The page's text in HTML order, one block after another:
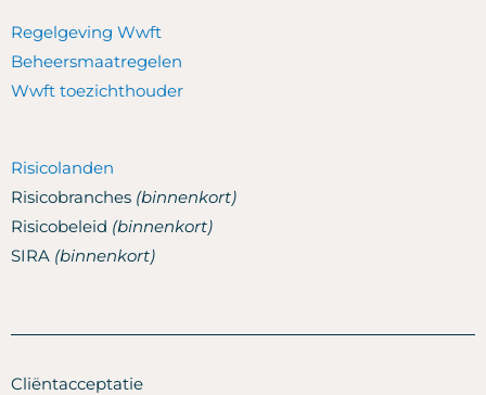
Regelgeving Wwft
Beheersmaatregelen
Wwft toezichthouder
Risicolanden
Risicobranches (binnenkort)
Risicobeleid (binnenkort)
SIRA (binnenkort)
Cliëntacceptatie